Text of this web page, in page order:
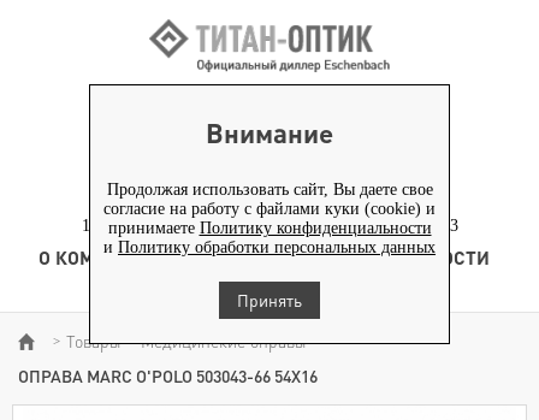
Внимание
Продолжая использовать сайт, Вы даете свое
согласие на работу с файлами куки (cookie) и
принимаете Политику конфиденциальности
и Политику обработки персональных данных
Принять
+7 (495) 653-82-70
117186, г. Москва, Севастопольский проспект, д. 23
О КОМПАНИИ ТОВАРЫ ТЕХНОЛОГИЯ
НОВОСТИ
КОНТЕНТ
> Товары > Медицинские оправы >
ОПРАВА MARC O'POLO 503043-66 54X16